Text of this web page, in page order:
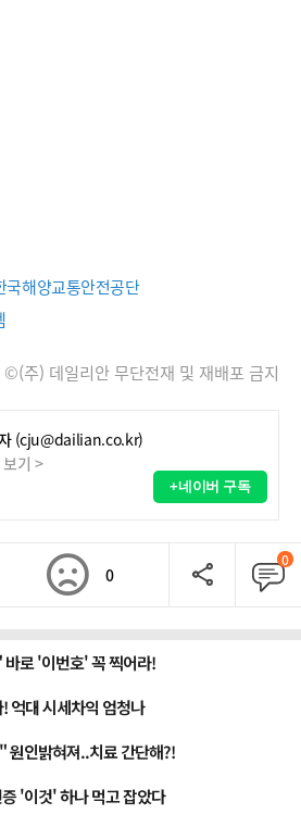
국해양교통안전공단
©(주) 데일리안 무단전재 및 재배포 금지
(cju@dailian.co.kr)
기 >
+네이버 구독
0
0